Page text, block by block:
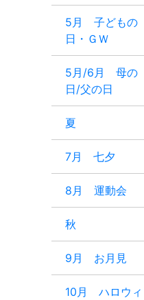
5月 子どもの
日・ＧＷ
5月/6月 母の
日/父の日
夏
7月 七夕
8月 運動会
秋
9月 お月見
10月 ハロウィ